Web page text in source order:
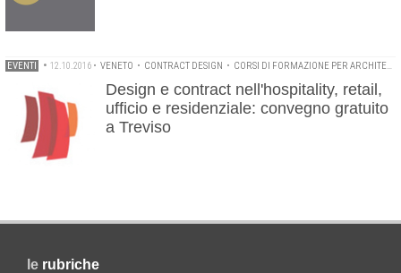
EVENTI • 12.10.2016 • VENETO • CONTRACT DESIGN • CORSI DI FORMAZIONE PER ARCHITETTI
Design e contract nell'hospitality, retail,
ufficio e residenziale: convegno gratuito
a Treviso
le rubriche